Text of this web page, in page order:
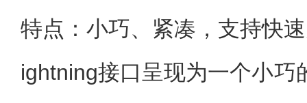
特点：小巧、紧凑，支持快
ightning接口呈现为一个小巧